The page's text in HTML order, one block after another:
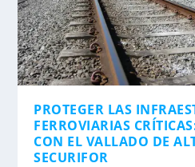
PROTEGER LAS
FERROVIARIAS
CON EL VALLADO DE
SECURIFOR